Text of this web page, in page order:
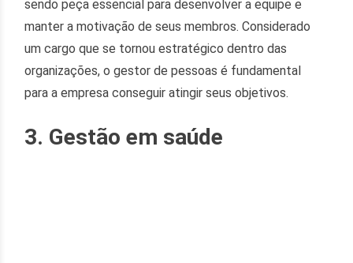
sendo peça essencial para desenvolver a equipe e
manter a motivação de seus membros. Considerado
um cargo que se tornou estratégico dentro das
organizações, o gestor de pessoas é fundamental
para a empresa conseguir atingir seus objetivos.
3. Gestão em saúde